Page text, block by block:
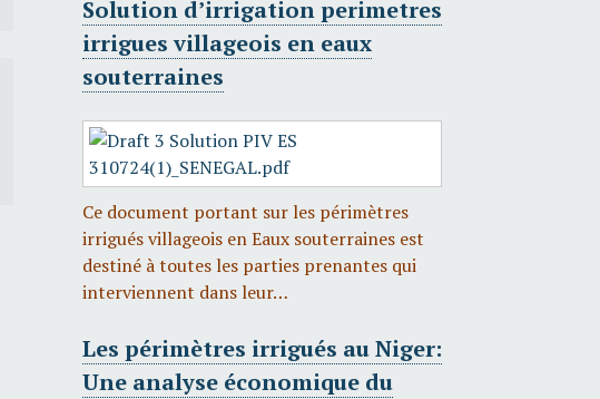
Solution d’irrigation perimetres
irrigues villageois en eaux
souterraines
Ce document portant sur les périmètres
irrigués villageois en Eaux souterraines est
destiné à toutes les parties prenantes qui
interviennent dans leur…
Les périmètres irrigués au Niger:
Une analyse économique du